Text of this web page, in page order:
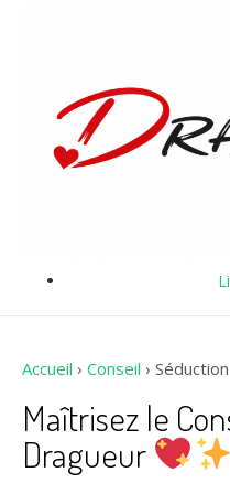
Accueil › Conseil › Séduction
Maîtrisez le
Dragueur